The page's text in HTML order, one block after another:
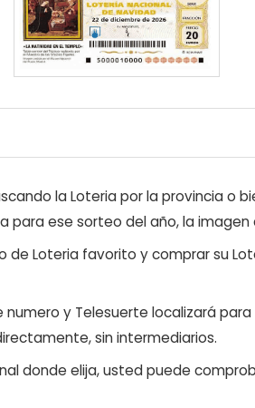
la Loteria por la provincia o
para ese sorteo del año, la imagen
de Loteria favorito y comprar su
y Telesuerte localizará
sin intermediarios.
donde elija, usted puede